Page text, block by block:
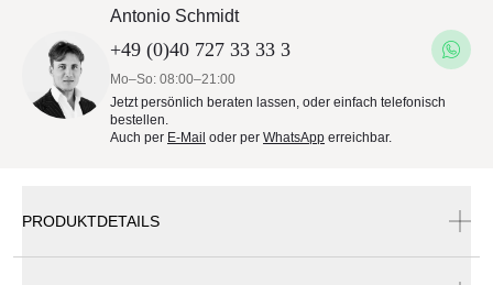
Antonio Schmidt
+49 (0)40 727 33 33 3
Mo–So: 08:00–21:00
Jetzt persönlich beraten lassen, oder einfach telefonisch
bestellen.
Auch per E-Mail oder per WhatsApp erreichbar.
PRODUKTDETAILS